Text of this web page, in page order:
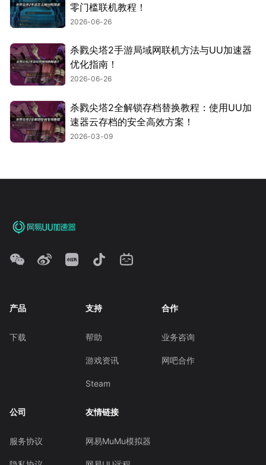
零门槛联机教程！
2026-06-26
杀戮尖塔2手游局域网联机方法与UU加速器
优化指南！
2026-06-26
杀戮尖塔2全解锁存档替换教程：使用UU加
速器云存档的安全高效方案！
2026-03-09
产品
下载
支持
帮助
游戏资讯
Steam
合作
业务咨询
网吧合作
公司
服务协议
友情链接
网易MuMu模拟器